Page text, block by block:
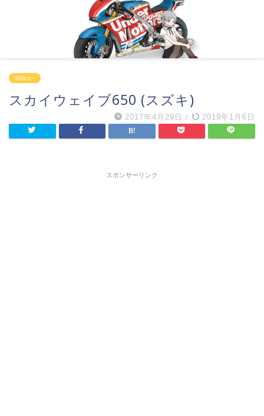
600cc~
スカイウェイブ650 (スズキ)
2017年4月29日 / 2019年1月6日
スポンサーリンク